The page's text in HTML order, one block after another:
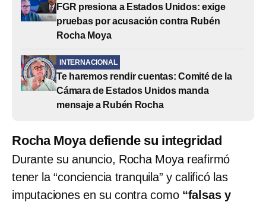
FGR presiona a Estados Unidos: exige
pruebas por acusación contra Rubén
Rocha Moya
INTERNACIONAL
Te haremos rendir cuentas: Comité de la
Cámara de Estados Unidos manda
mensaje a Rubén Rocha
Rocha Moya defiende su integridad
Durante su anuncio, Rocha Moya reafirmó
tener la “conciencia tranquila” y calificó las
imputaciones en su contra como “falsas y